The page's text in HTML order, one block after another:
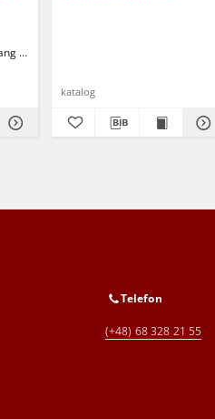
Alexander (1874-1918)
katalog
Telefon
(+48) 68 328 21 55